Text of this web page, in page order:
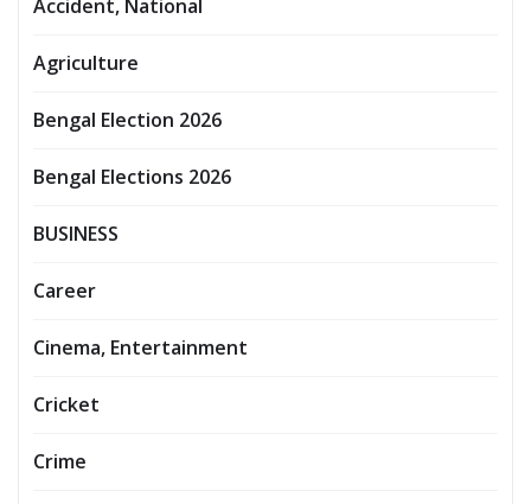
Accident, National
Agriculture
Bengal Election 2026
Bengal Elections 2026
BUSINESS
Career
Cinema, Entertainment
Cricket
Crime